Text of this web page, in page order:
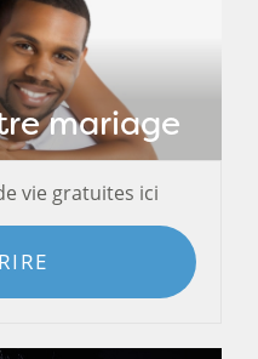
mariage
vie gratuites ici